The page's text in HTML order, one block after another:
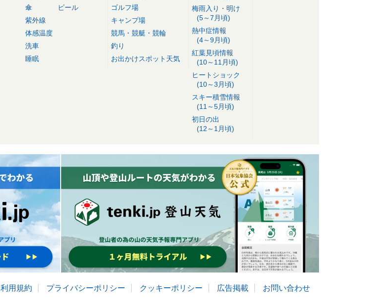
傘
紫外線
体感温度
洗車
睡眠
ビール
ゴルフ場
キャンプ場
競馬・競艇・競輪
釣り
お出かけスポット天気
梅雨入り・明け
(5～7月頃)
熱中症情報
(4～9月頃)
紅葉見頃情報
(10～11月頃)
ヒートショック
(10～3月頃)
スキー積雪情報
(11～5月頃)
初日の出
(12～1月頃)
利用規約 プライバシーポリシー クッキーポリシー 広告掲載 お問い合わせ